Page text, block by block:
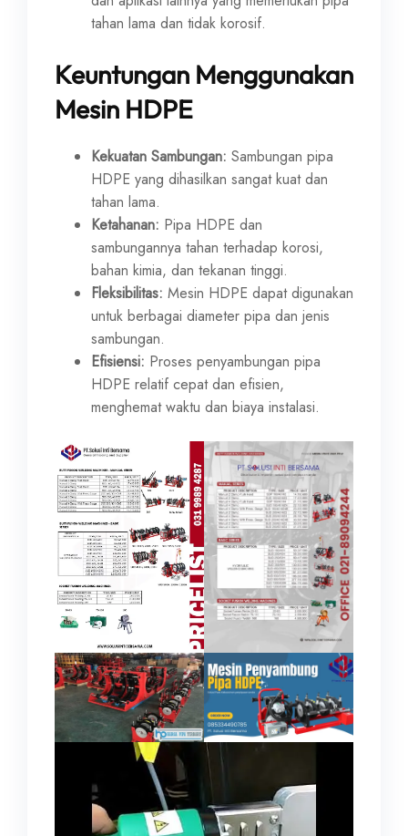
tahan lama dan tidak korosif.
Keuntungan Menggunakan
Mesin HDPE
Kekuatan Sambungan: Sambungan pipa
HDPE yang dihasilkan sangat kuat dan
tahan lama.
Ketahanan: Pipa HDPE dan
sambungannya tahan terhadap korosi,
bahan kimia, dan tekanan tinggi.
Fleksibilitas: Mesin HDPE dapat digunakan
untuk berbagai diameter pipa dan jenis
sambungan.
Efisiensi: Proses penyambungan pipa
HDPE relatif cepat dan efisien,
menghemat waktu dan biaya instalasi.